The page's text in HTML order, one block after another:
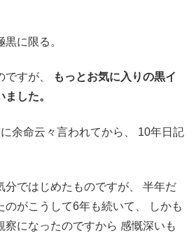
に限る。
すが、
もっとお気に入りの黒イ
した。
余命云々言われてから、
10年日記
ではじめたものですが、
半年だ
がこうして6年も続いて、
しかも
察になったのですから 感慨深いも